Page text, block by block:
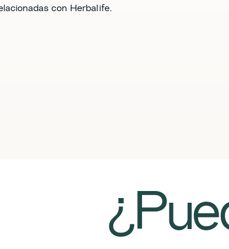
con Herbalife.